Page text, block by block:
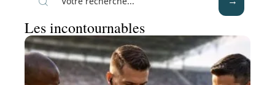
Les incontournables